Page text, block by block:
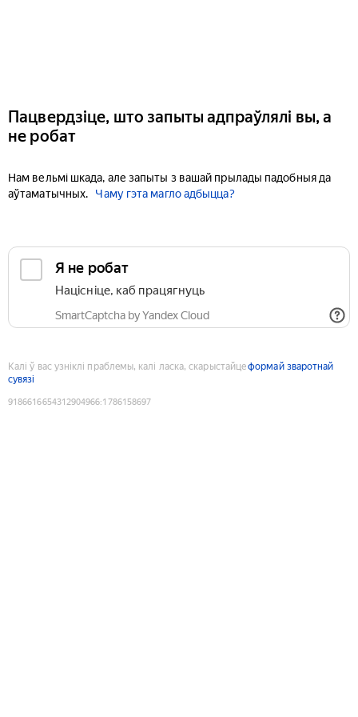
Пацвердзіце, што запыты адпраўлялі вы, а
не робат
Нам вельмі шкада, але запыты з вашай прылады падобныя да
аўтаматычных.
Чаму гэта магло адбыцца?
Я не робат
Націсніце, каб працягнуць
SmartCaptcha by Yandex Cloud
Калі ў вас узніклі праблемы, калі ласка, скарыстайцеформай зваротнай
сувязі
9186616654312904966:1786158697